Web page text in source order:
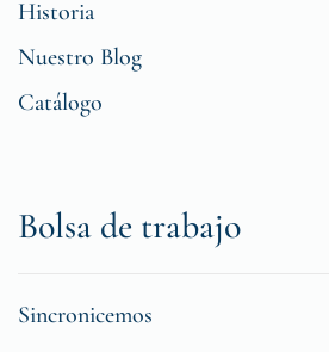
Historia
Nuestro Blog
Catálogo
Bolsa de trabajo
Sincronicemos